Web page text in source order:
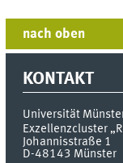
nach oben
KONTAKT
Universität
Exzellenzcluster
Johannisstraße 1
D-48143 Münster